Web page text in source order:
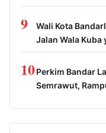
9
Wali Kota
Jalan Wala Kuba
10Perkim Bandar
Semrawut,